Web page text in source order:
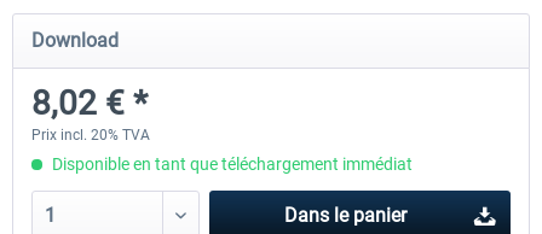
U3
Download
8,02 € *
Prix incl. 20% TVA
Disponible en tant que téléchargement immédiat
Dans le panier